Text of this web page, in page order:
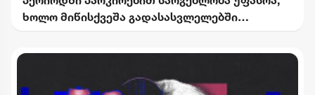
ხოლო მიწისქვეშა გადასასვლელებში
გათავისუფლდებიან გადასახადებისგან